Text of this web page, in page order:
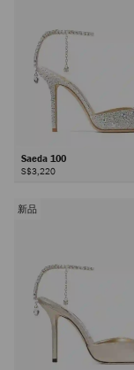
Saeda 100
S$3,220
新品